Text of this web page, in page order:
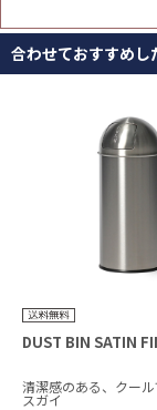
合わせておすすめし
DUST BIN SATIN
清潔感のある、クー
スガイ